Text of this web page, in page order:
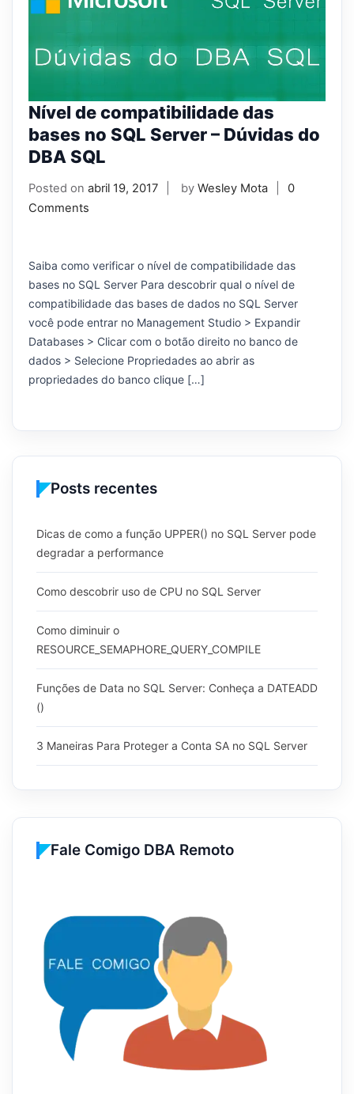
Nível de compatibilidade das
bases no SQL Server – Dúvidas do
DBA SQL
Posted on abril 19, 2017 by Wesley Mota
0
Comments
Saiba como verificar o nível de compatibilidade das
bases no SQL Server Para descobrir qual o nível de
compatibilidade das bases de dados no SQL Server
você pode entrar no Management Studio > Expandir
Databases > Clicar com o botão direito no banco de
dados > Selecione Propriedades ao abrir as
propriedades do banco clique […]
Posts recentes
Dicas de como a função UPPER() no SQL Server pode
degradar a performance
Como descobrir uso de CPU no SQL Server
Como diminuir o
RESOURCE_SEMAPHORE_QUERY_COMPILE
Funções de Data no SQL Server: Conheça a DATEADD
()
3 Maneiras Para Proteger a Conta SA no SQL Server
Fale Comigo DBA Remoto